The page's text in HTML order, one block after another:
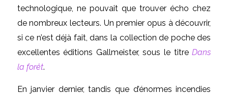
technologique, ne pouvait que trouver écho chez
de nombreux lecteurs. Un premier opus à découvrir,
si ce n’est déjà fait, dans la collection de poche des
excellentes éditions Gallmeister, sous le titreDans
la forêt.
En janvier dernier, tandis que d’énormes incendies